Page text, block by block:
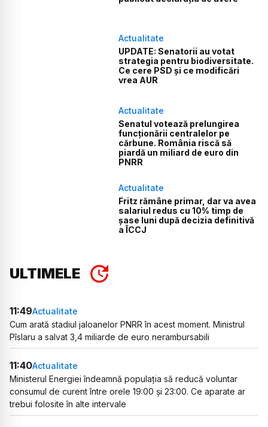
Actualitate
UPDATE: Senatorii au votat
strategia pentru biodiversitate.
Ce cere PSD și ce modificări
vrea AUR
Actualitate
Senatul votează prelungirea
funcționării centralelor pe
cărbune. România riscă să
piardă un miliard de euro din
PNRR
Actualitate
Fritz rămâne primar, dar va avea
salariul redus cu 10% timp de
șase luni după decizia definitivă
a ÎCCJ
ULTIMELE
11:49Actualitate
Cum arată stadiul jaloanelor PNRR în acest moment. Ministrul
Pîslaru a salvat 3,4 miliarde de euro nerambursabili
11:40Actualitate
Ministerul Energiei îndeamnă populația să reducă voluntar
consumul de curent între orele 19:00 și 23:00. Ce aparate ar
trebui folosite în alte intervale